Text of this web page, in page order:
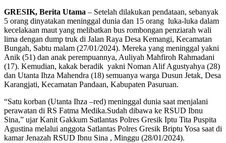
Dmp
Truk
Sebabkan
5
Orang
Tewas
dan
15
Luka-
GRESIK, Berita Utama – Setelah dilakukan pendataan, sebanyak
5 orang dinyatakan meninggal dunia dan 15 orang luka-luka dalam
kecelakaan maut yang melibatkan bus rombongan penziarah wali
lima dengan dump truk di Jalan Raya Desa Kemangi, Kecamatan
Bungah, Sabtu malam (27/01/2024). Mereka yang meninggal yakni
Anik (51) dan anak perempuannya, Auliyah Mahfiroh Rahmadani
(17). Kemudian, kakak beradik yakni Noman Alif Agustyahya (28)
dan Utanta Ihza Mahendra (18) semuanya warga Dusun Jetak, Desa
Karangjati, Kecamatan Pandaan, Kabupaten Pasuruan.
“Satu korban (Utanta Ihza –red) meninggal dunia saat menjalani
perawatan di RS Fatma Medika.Sudah dibawa ke RSUD Ibnu
Sina,” ujar Kanit Gakkum Satlantas Polres Gresik Iptu Tita Puspita
Agustina melalui anggota Satlantas Polres Gresik Briptu Yosa saat di
kamar Jenazah RSUD Ibnu Sina , Minggu (28/01/2024).